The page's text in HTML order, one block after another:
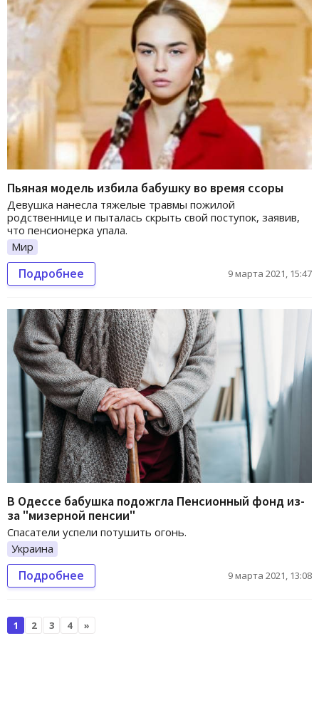
Пьяная модель избила бабушку во время ссоры
Девушка нанесла тяжелые травмы пожилой
родственнице и пыталась скрыть свой поступок, заявив,
что пенсионерка упала.
Мир
Подробнее 9 марта 2021, 15:47
В Одессе бабушка подожгла Пенсионный фонд из-
за "мизерной пенсии"
Спасатели успели потушить огонь.
Украина
Подробнее 9 марта 2021, 13:08
1 2 3 4 »